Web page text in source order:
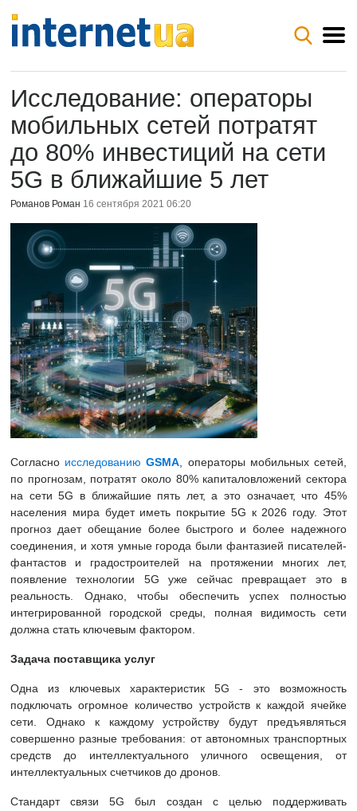
Исследование: операторы
мобильных сетей потратят
до 80% инвестиций на сети
5G в ближайшие 5 лет
Романов Роман 16 сентября 2021 06:20
Согласно исследованиюGSMA , операторы мобильных сетей,
по прогнозам, потратят около 80% капиталовложений сектора
на сети 5G в ближайшие пять лет, а это означает, что 45%
населения мира будет иметь покрытие 5G к 2026 году. Этот
прогноз дает обещание более быстрого и более надежного
соединения, и хотя умные города были фантазией писателей-
фантастов и градостроителей на протяжении многих лет,
появление технологии 5G уже сейчас превращает это в
реальность. Однако, чтобы обеспечить успех полностью
интегрированной городской среды, полная видимость сети
должна стать ключевым фактором.
Задача поставщика услуг
Одна из ключевых характеристик 5G - это возможность
подключать огромное количество устройств к каждой ячейке
сети. Однако к каждому устройству будут предъявляться
совершенно разные требования: от автономных транспортных
средств до интеллектуального уличного освещения, от
интеллектуальных счетчиков до дронов.
Стандарт связи 5G был создан с целью поддерживать